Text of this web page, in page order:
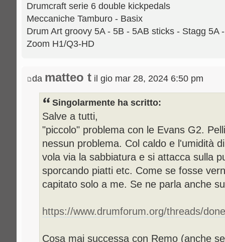
Drumcraft serie 6 double kickpedals
Meccaniche Tamburo - Basix
Drum Art groovy 5A - 5B - 5AB sticks - Stagg 5A
Zoom H1/Q3-HD
da matteo t il gio mar 28, 2024 6:50 pm
Singolarmente ha scritto:
Salve a tutti,
"piccolo" problema con le Evans G2.
nessun problema. Col caldo e l'umidità
vola via la sabbiatura e si attacca sulla
sporcando piatti etc. Come se fosse
capitato solo a me. Se ne parla anche
https://www.drumforum.org/threads/
Cosa mai successa con Remo (anche